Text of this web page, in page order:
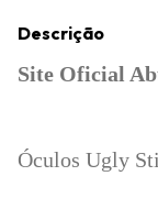
Descrição
Site Oficial
Óculos Ugly